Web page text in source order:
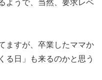
ようで、当然、要求レベ
ますが、卒業したママか
る日」も来るのかと思う